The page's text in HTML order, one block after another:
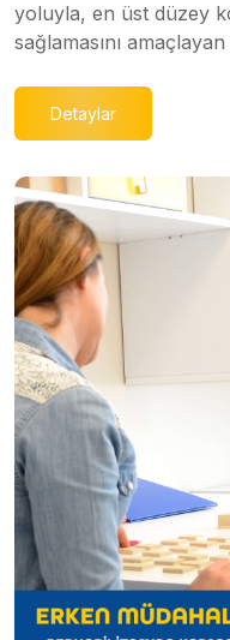
yoluyla, en üst düzey
sağlamasını
Detaylar